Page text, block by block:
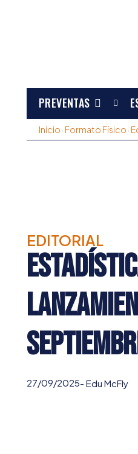
PREVENTAS
Inicio · Formato Físico ·
EDITORIAL
27/09/2025- Edu McFly